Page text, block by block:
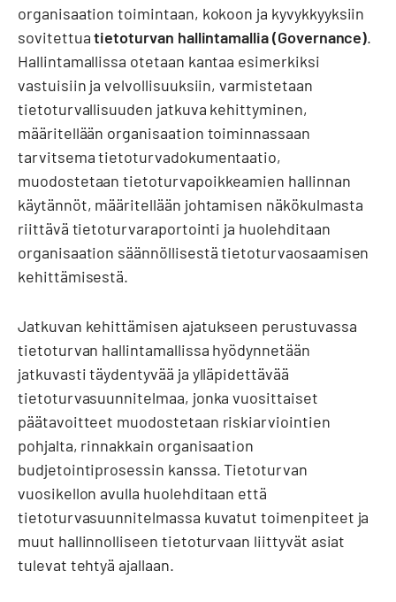
organisaation toimintaan, kokoon ja kyvykkyyksiin
sovitettuatietoturvan hallintamallia (Governance).
Hallintamallissa otetaan kantaa esimerkiksi
vastuisiin ja velvollisuuksiin, varmistetaan
tietoturvallisuuden jatkuva kehittyminen,
määritellään organisaation toiminnassaan
tarvitsema tietoturvadokumentaatio,
muodostetaan tietoturvapoikkeamien hallinnan
käytännöt, määritellään johtamisen näkökulmasta
riittävä tietoturvaraportointi ja huolehditaan
organisaation säännöllisestä tietoturvaosaamisen
kehittämisestä.
Jatkuvan kehittämisen ajatukseen perustuvassa
tietoturvan hallintamallissa hyödynnetään
jatkuvasti täydentyvää ja ylläpidettävää
tietoturvasuunnitelmaa, jonka vuosittaiset
päätavoitteet muodostetaan riskiarviointien
pohjalta, rinnakkain organisaation
budjetointiprosessin kanssa. Tietoturvan
vuosikellon avulla huolehditaan että
tietoturvasuunnitelmassa kuvatut toimenpiteet ja
muut hallinnolliseen tietoturvaan liittyvät asiat
tulevat tehtyä ajallaan.